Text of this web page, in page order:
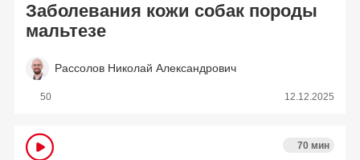
Заболевания кожи собак породы
мальтезе
Рассолов Николай Александрович
50 12.12.2025
70 мин